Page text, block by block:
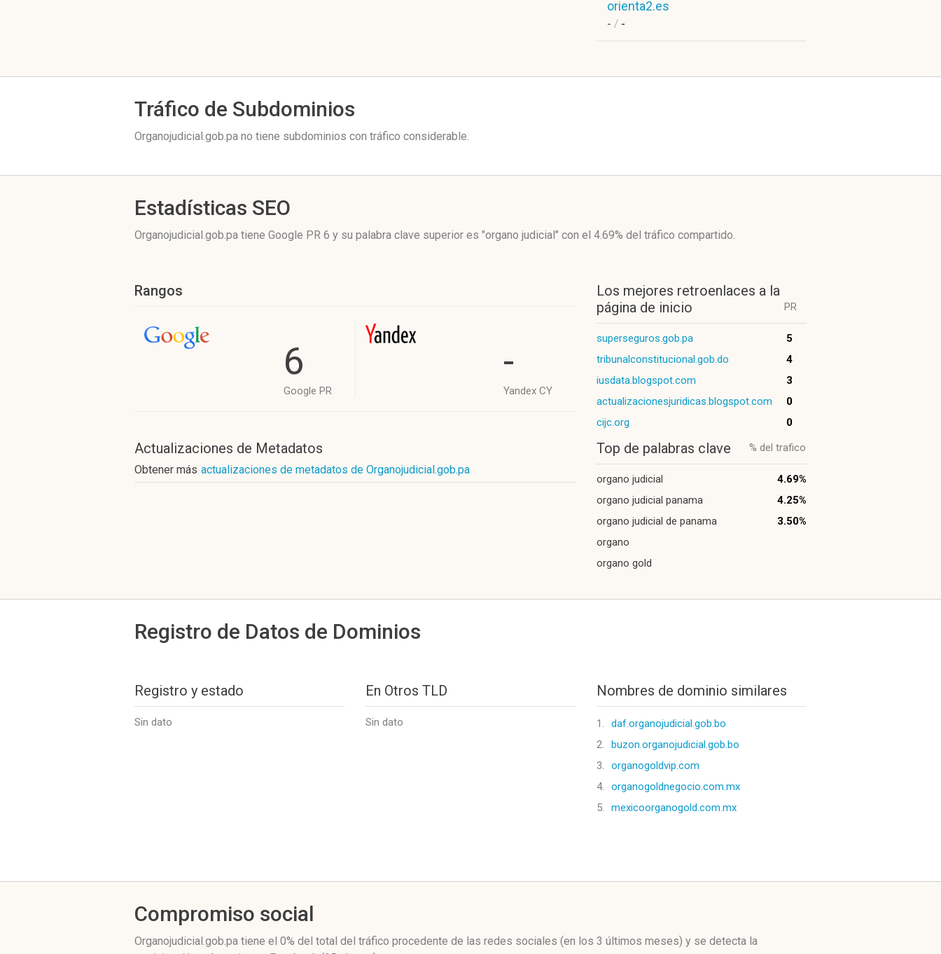
orienta2.es
- / -
Tráfico de Subdominios
Organojudicial.gob.pa no tiene subdominios con tráfico considerable.
Estadísticas SEO
Organojudicial.gob.pa tiene Google PR 6 y su palabra clave superior es "organo judicial" con el 4.69% del tráfico compartido.
Rangos
6
Google PR
-
Yandex CY
Actualizaciones de Metadatos
Obtener más actualizaciones de metadatos de Organojudicial.gob.pa
Los mejores retroenlaces a la
página de inicio
PR
superseguros.gob.pa
5
tribunalconstitucional.gob.do
4
iusdata.blogspot.com
3
actualizacionesjuridicas.blogspot.com
0
cijc.org
0
Top de palabras clave % del trafico
organo judicial
4.69%
organo judicial panama
4.25%
organo judicial de panama
3.50%
organo
organo gold
Registro de Datos de Dominios
Registro y estado
Sin dato
En Otros TLD
Sin dato
Nombres de dominio similares
1.
daf.organojudicial.gob.bo
2.
buzon.organojudicial.gob.bo
3.
organogoldvip.com
4.
organogoldnegocio.com.mx
5.
mexicoorganogold.com.mx
Compromiso social
Organojudicial.gob.pa tiene el 0% del total del tráfico procedente de las redes sociales (en los 3 últimos meses) y se detecta la